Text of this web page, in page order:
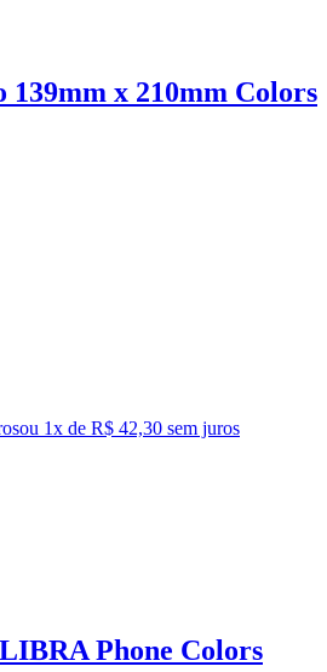
139mm x 210mm Colors
ou 1x de R$ 42,30 sem juros
Phone Colors